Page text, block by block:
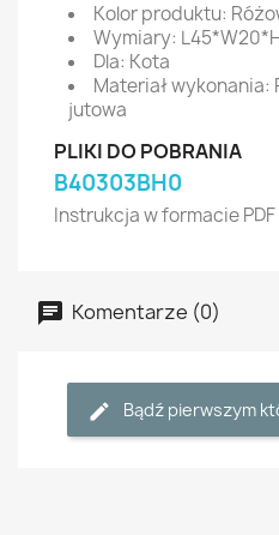
Kolor produktu:
Wymiary:
Dla: Kota
Materiał wykonania:
jutowa
PLIKI DO POBRANIA
B40303BH0
Instrukcja w formacie PDF
Komentarze (0)
Bądź pierwszym